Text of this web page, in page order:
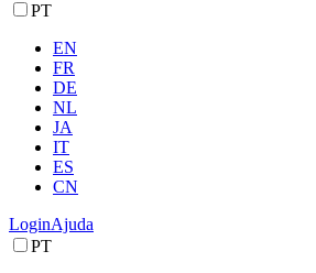
PT
EN
FR
DE
NL
JA
IT
ES
CN
LoginAjuda
PT